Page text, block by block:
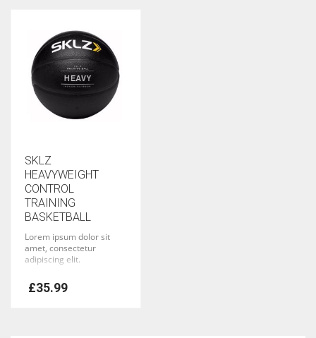
SKLZ
HEAVYWEIGHT
CONTROL
TRAINING
BASKETBALL
Lorem ipsum dolor sit
amet, consectetur
adipiscing elit.
£35.99